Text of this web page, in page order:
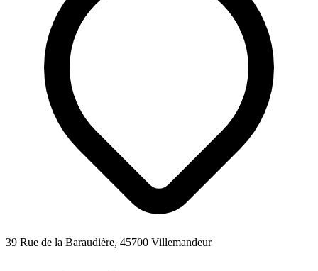
39 Rue de la Baraudière, 45700 Villemandeur